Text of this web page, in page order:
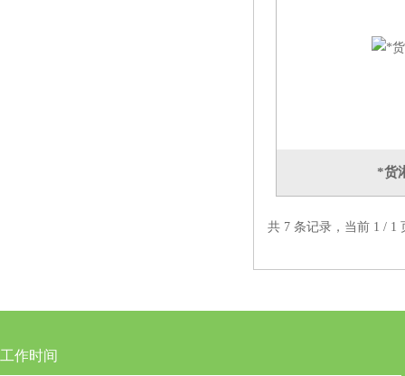
*货
共 7 条记录，当前 1 /
工作时间